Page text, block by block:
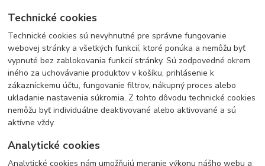
Technické cookies
Technické cookies sú nevyhnutné pre správne fungovanie
webovej stránky a všetkých funkcií, ktoré ponúka a nemôžu byť
vypnuté bez zablokovania funkcií stránky. Sú zodpovedné okrem
iného za uchovávanie produktov v košíku, prihlásenie k
zákazníckemu účtu, fungovanie filtrov, nákupný proces alebo
ukladanie nastavenia súkromia. Z tohto dôvodu technické cookies
nemôžu byť individuálne deaktivované alebo aktivované a sú
aktívne vždy.
Analytické cookies
Analytické cookies nám umožňujú meranie výkonu nášho webu a